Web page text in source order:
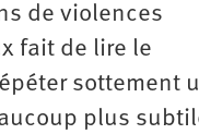
de violences
fait de lire le
sottement
plus